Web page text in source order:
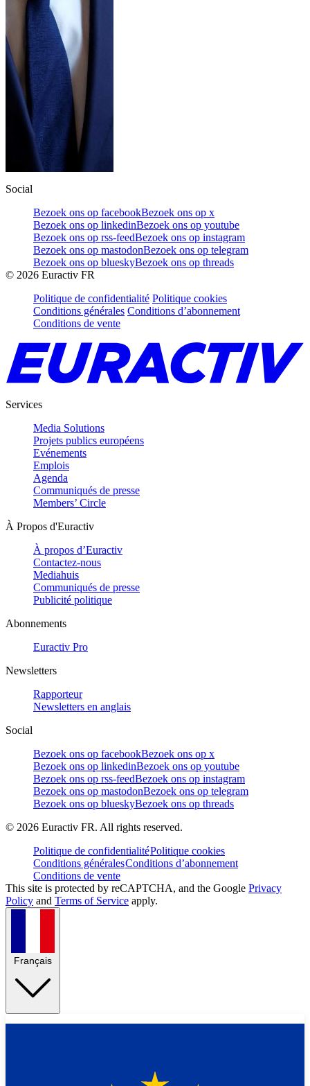
Social
Bezoek ons op facebookBezoek ons op x
Bezoek ons op linkedinBezoek ons op youtube
Bezoek ons op rss-feedBezoek ons op instagram
Bezoek ons op mastodonBezoek ons op telegram
Bezoek ons op blueskyBezoek ons op threads
© 2026 Euractiv FR
Politique de confidentialité Politique cookies
Conditions générales Conditions d’abonnement
Conditions de vente
Services
Media Solutions
Projets publics européens
Evénements
Emplois
Agenda
Communiqués de presse
Members’ Circle
À Propos d'Euractiv
À propos d’Euractiv
Contactez-nous
Mediahuis
Communiqués de presse
Publicité politique
Abonnements
Euractiv Pro
Newsletters
Rapporteur
Newsletters en anglais
Social
Bezoek ons op facebookBezoek ons op x
Bezoek ons op linkedinBezoek ons op youtube
Bezoek ons op rss-feedBezoek ons op instagram
Bezoek ons op mastodonBezoek ons op telegram
Bezoek ons op blueskyBezoek ons op threads
© 2026 Euractiv FR. All rights reserved.
Politique de confidentialitéPolitique cookies
Conditions généralesConditions d’abonnement
Conditions de vente
This site is protected by reCAPTCHA, and the Google Privacy
Policy and Terms of Service apply.
Français